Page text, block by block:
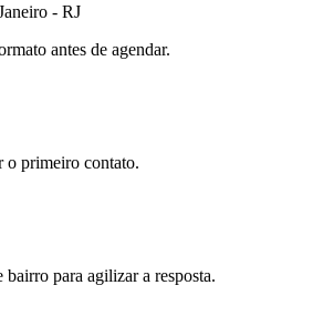
- RJ
antes de agendar.
o primeiro contato.
para agilizar a resposta.